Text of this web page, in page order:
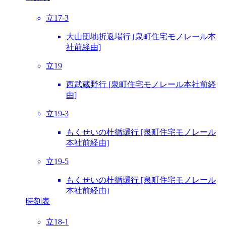
立17-3
大山団地折返場行 [泉町住宅モノレール本
社前経由]
立19
西武蔵野行 [泉町住宅モノレール本社前経
由]
立19-3
もくせいの杜循環行 [泉町住宅モノレール
本社前経由]
立19-5
もくせいの杜循環行 [泉町住宅モノレール
本社前経由]
時刻表
立18-1